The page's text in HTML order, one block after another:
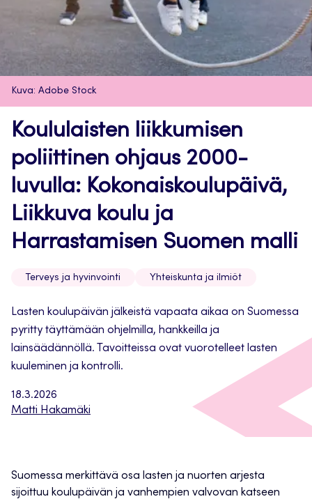
Kuva: Adobe Stock
18.3.2026
Matti Hakamäki
Koululaisten liikkumisen
poliittinen ohjaus 2000-
luvulla: Kokonaiskoulupäivä,
Liikkuva koulu ja
Harrastamisen Suomen malli
Terveys ja hyvinvointi Yhteiskunta ja ilmiöt
Lasten koulupäivän jälkeistä vapaata aikaa on Suomessa
pyritty täyttämään ohjelmilla, hankkeilla ja
lainsäädännöllä. Tavoitteissa ovat vuorotelleet lasten
kuuleminen ja kontrolli.
Suomessa merkittävä osa lasten ja nuorten arjesta
sijoittuu koulupäivän ja vanhempien valvovan katseen